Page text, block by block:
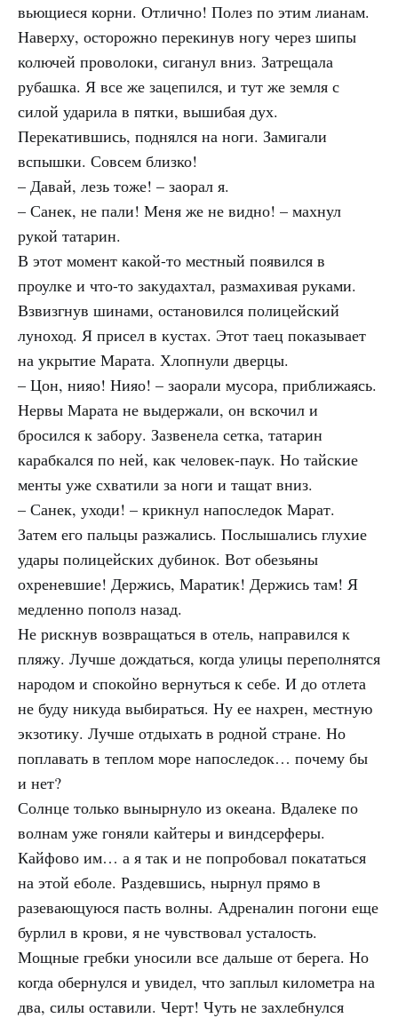
вьющиеся корни. Отлично! Полез по этим лианам.
Наверху, осторожно перекинув ногу через шипы
колючей проволоки, сиганул вниз. Затрещала
рубашка. Я все же зацепился, и тут же земля с
силой ударила в пятки, вышибая дух.
Перекатившись, поднялся на ноги. Замигали
вспышки. Совсем близко!
– Давай, лезь тоже! – заорал я.
– Санек, не пали! Меня же не видно! – махнул
рукой татарин.
В этот момент какой-то местный появился в
проулке и что-то закудахтал, размахивая руками.
Взвизгнув шинами, остановился полицейский
луноход. Я присел в кустах. Этот таец показывает
на укрытие Марата. Хлопнули дверцы.
– Цон, нияо! Нияо! – заорали мусора, приближаясь.
Нервы Марата не выдержали, он вскочил и
бросился к забору. Зазвенела сетка, татарин
карабкался по ней, как человек-паук. Но тайские
менты уже схватили за ноги и тащат вниз.
– Санек, уходи! – крикнул напоследок Марат.
Затем его пальцы разжались. Послышались глухие
удары полицейских дубинок. Вот обезьяны
охреневшие! Держись, Маратик! Держись там! Я
медленно пополз назад.
Не рискнув возвращаться в отель, направился к
пляжу. Лучше дождаться, когда улицы переполнятся
народом и спокойно вернуться к себе. И до отлета
не буду никуда выбираться. Ну ее нахрен, местную
экзотику. Лучше отдыхать в родной стране. Но
поплавать в теплом море напоследок… почему бы
и нет?
Солнце только вынырнуло из океана. Вдалеке по
волнам уже гоняли кайтеры и виндсерферы.
Кайфово им… а я так и не попробовал покататься
на этой еболе. Раздевшись, нырнул прямо в
разевающуюся пасть волны. Адреналин погони еще
бурлил в крови, я не чувствовал усталость.
Мощные гребки уносили все дальше от берега. Но
когда обернулся и увидел, что заплыл километра на
два, силы оставили. Черт! Чуть не захлебнулся